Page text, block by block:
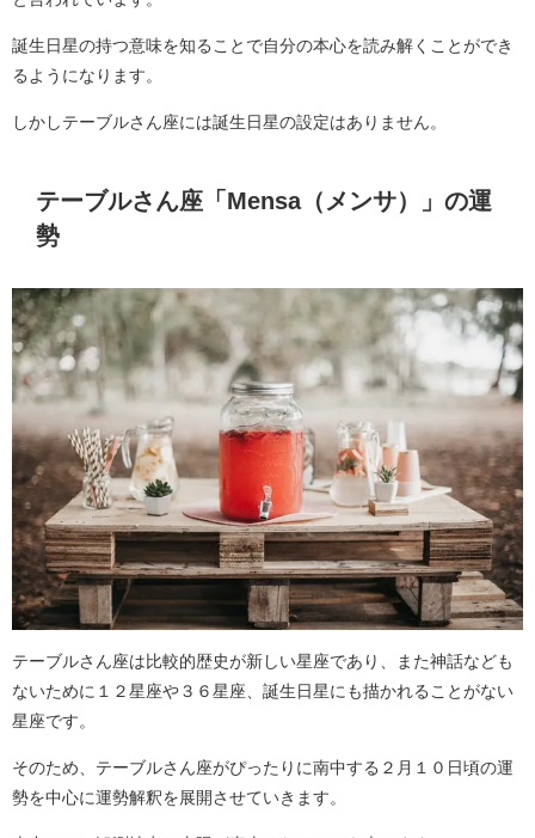
誕生日星の持つ意味を知ることで自分の本心を読み解くことができ
るようになります。
しかしテーブルさん座には誕生日星の設定はありません。
テーブルさん座「Mensa（メンサ）」の運
勢
テーブルさん座は比較的歴史が新しい星座であり、また神話なども
ないために１２星座や３６星座、誕生日星にも描かれることがない
星座です。
そのため、テーブルさん座がぴったりに南中する２月１０日頃の運
勢を中心に運勢解釈を展開させていきます。